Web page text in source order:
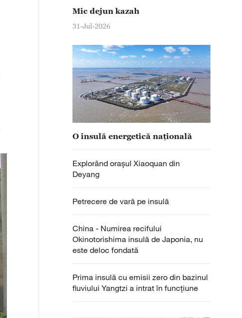
Mic dejun kazah
31-Jul-2026
O insulă energetică națională
Explorând orașul Xiaoquan din
Deyang
Petrecere de vară pe insulă
China - Numirea recifului
Okinotorishima insulă de Japonia, nu
este deloc fondată
Prima insulă cu emisii zero din bazinul
fluviului Yangtzi a intrat în funcțiune